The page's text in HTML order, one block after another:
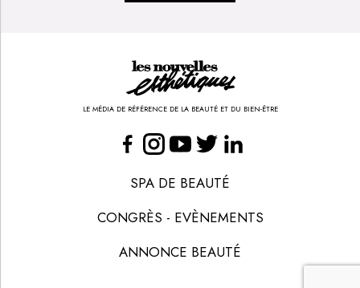
LE MÉDIA DE RÉFÉRENCE DE LA BEAUTÉ ET DU BIEN-ÊTRE
SPA DE BEAUTÉ
CONGRÈS - EVÈNEMENTS
ANNONCE BEAUTÉ